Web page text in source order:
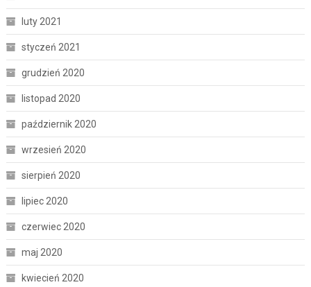
luty 2021
styczeń 2021
grudzień 2020
listopad 2020
październik 2020
wrzesień 2020
sierpień 2020
lipiec 2020
czerwiec 2020
maj 2020
kwiecień 2020